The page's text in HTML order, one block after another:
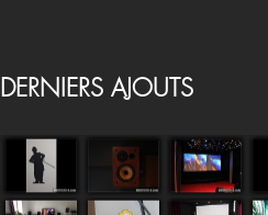
DERNIERS AJOUTS